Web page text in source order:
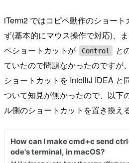
iTerm2 ではコピペ動作のショー
ず(基本的にマウス操作で対応)、
ペショートカットが
Control
と
ていたので問題なかったのですが
ショートカットを IntelliJ IDEA と
ついて知見が無かったので、以下
ル側のショートカットを置き換え